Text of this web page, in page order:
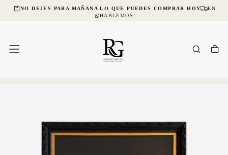
SALTAR
NO DEJES PARA MAÑANA LO QUE PUEDES COMPRAR HOY
HABLEMOS